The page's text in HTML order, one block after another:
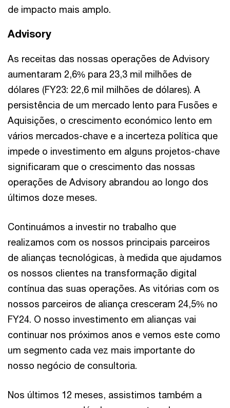
de impacto mais amplo.
Advisory
As receitas das nossas operações de Advisory
aumentaram 2,6% para 23,3 mil milhões de
dólares (FY23: 22,6 mil milhões de dólares). A
persistência de um mercado lento para Fusões e
Aquisições, o crescimento económico lento em
vários mercados-chave e a incerteza política que
impede o investimento em alguns projetos-chave
significaram que o crescimento das nossas
operações de Advisory abrandou ao longo dos
últimos doze meses.
Continuámos a investir no trabalho que
realizamos com os nossos principais parceiros
de alianças tecnológicas, à medida que ajudamos
os nossos clientes na transformação digital
contínua das suas operações. As vitórias com os
nossos parceiros de aliança cresceram 24,5% no
FY24. O nosso investimento em alianças vai
continuar nos próximos anos e vemos este como
um segmento cada vez mais importante do
nosso negócio de consultoria.
Nos últimos 12 meses, assistimos também a